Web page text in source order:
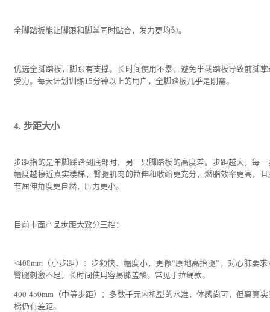
全脚踏板能让脚跟和脚掌同时贴合，发力更均匀。
优选全脚踏板，脚跟有支撑，长时间使用不累，避免半截踏板导致前脚掌
受力。每天计划训练15分钟以上的用户，全脚踏板几乎是刚需。
4. 步距大小
步距指的是单脚踩踏到底部时，另一只脚踏板的高度差。步距越大，每一
幅度越接近真实楼梯，臀腿肌肉的拉伸和收缩更充分，燃脂效率更高，且
节屈伸角度更自然，压力更小。
目前市面产品步距大致分三档：
<400mm（小步距）：步频快、幅度小，更像“原地高抬腿”，对心肺要求
臀腿刺激不足，长时间使用容易膝盖酸。常见于拉绳款。
400-450mm（中等步距）：多数千元内机型的水准，体感尚可，但离真实
梯仍有差距。